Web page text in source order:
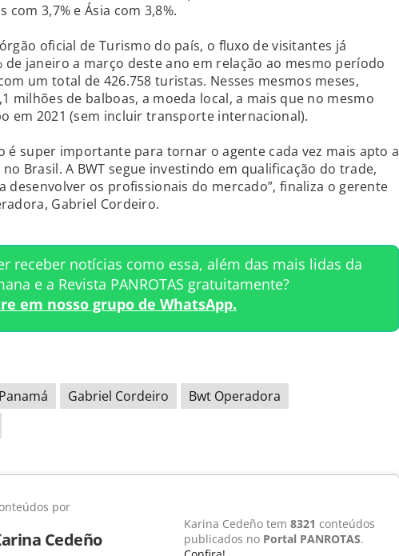
com 3,7% e Ásia com 3,8%.
oficial de Turismo do país, o fluxo de visitantes já
de janeiro a março deste ano em relação ao mesmo período
um total de 426.758 turistas. Nesses mesmos meses,
milhões de balboas, a moeda local, a mais que no mesmo
em 2021 (sem incluir transporte internacional).
é super importante para tornar o agente cada vez mais apto a
Brasil. A BWT segue investindo em qualificação do trade,
desenvolver os profissionais do mercado”, finaliza o gerente
Gabriel Cordeiro.
receber notícias como essa, além das mais lidas da
e a Revista PANROTAS gratuitamente?
em nosso grupo de WhatsApp.
Panamá Gabriel Cordeiro
Bwt Operadora
por
Cedeño
Karina Cedeño tem 8321 conteúdos
publicados no Portal PANROTAS.